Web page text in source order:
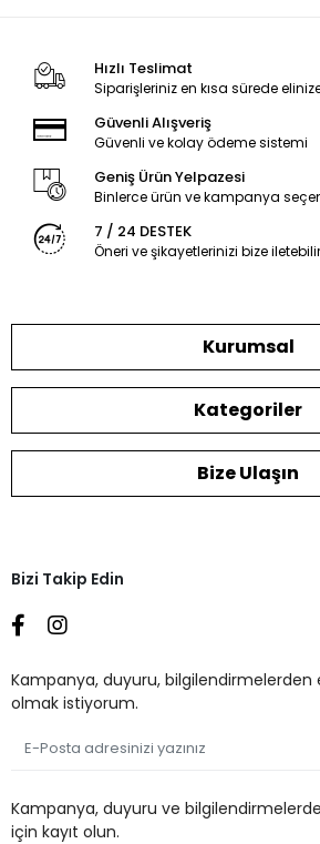
Hızlı Teslimat
Siparişleriniz en kısa sürede
Güvenli Alışveriş
Güvenli ve kolay ödeme sistemi
Geniş Ürün Yelpazesi
Binlerce ürün ve kampanya
7 / 24 DESTEK
Öneri ve şikayetlerinizi bize
Kurumsal
Kategoriler
Bize Ulaşın
Bizi Takip Edin
Kampanya, duyuru,
olmak istiyorum.
Kampanya, duyuru ve
için kayıt olun.